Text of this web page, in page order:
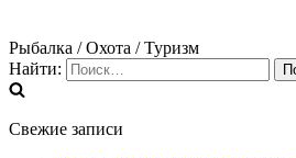
Рыбалка / Охота / Туризм
Найти:
Свежие записи